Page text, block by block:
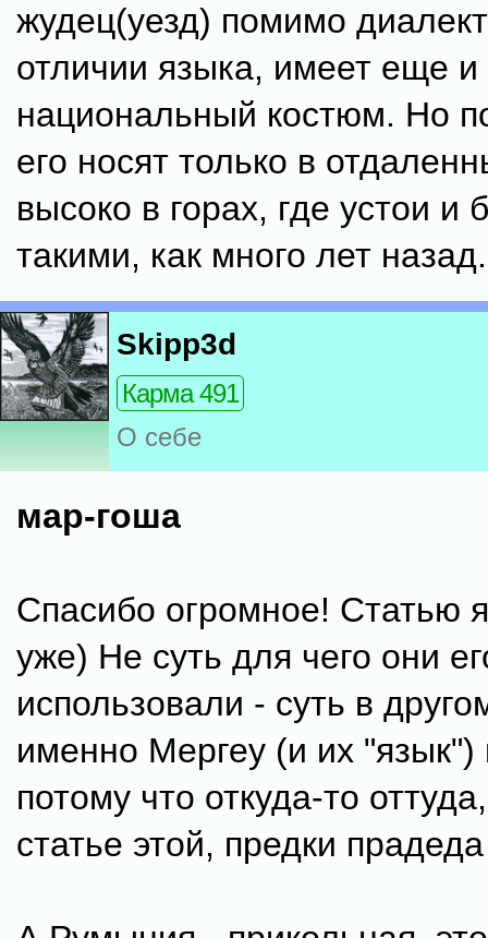
жудец(уезд) помимо
отличии языка, имеет еще и
национальный костюм. Но
его носят только в
высоко в горах, где устои и
такими, как много лет назад.
Skipp3d
Карма 491
О себе
мар-гоша
Спасибо огромное! Статью
уже) Не суть для чего они
использовали - суть в
именно Мергеу (и их "язык")
потому что откуда-то
статье этой, предки